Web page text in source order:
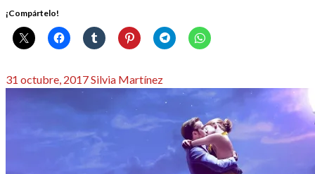
¡Compártelo!
Publicado
31 octubre, 2017Silvia Martínez